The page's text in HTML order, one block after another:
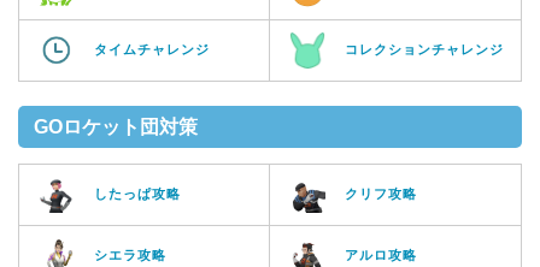
タイムチャレンジ コレクションチャレンジ
GOロケット団対策
したっぱ攻略 クリフ攻略
シエラ攻略 アルロ攻略